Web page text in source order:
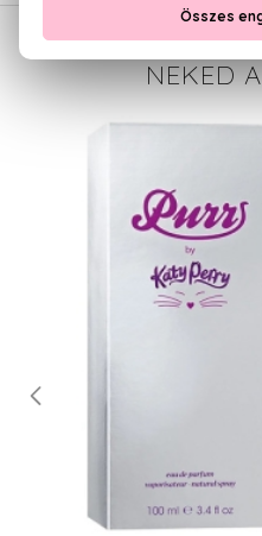
NEKED